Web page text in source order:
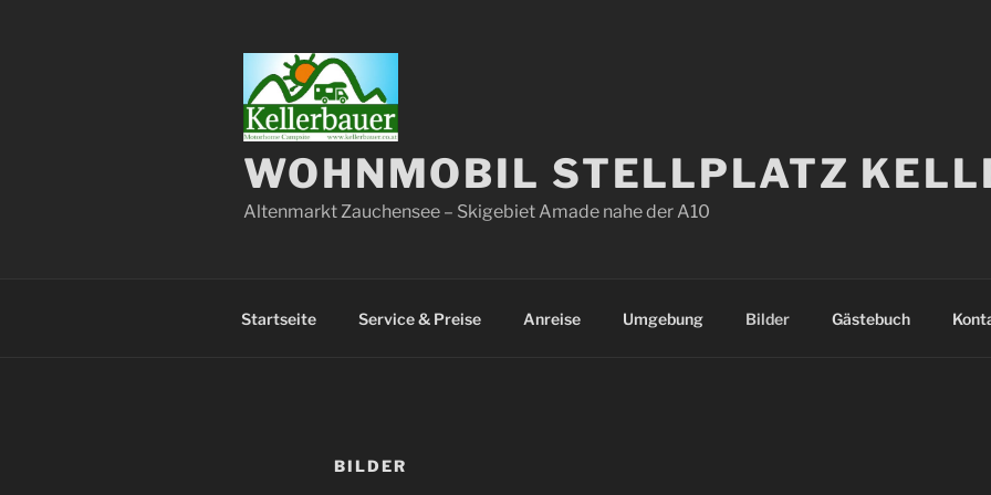
WOHNMOBIL STELLPLATZ
Altenmarkt Zauchensee – Skigebiet Amade nahe der A10
Startseite Service & Preise Anreise Umgebung Bilder Gästebuch
BILDER